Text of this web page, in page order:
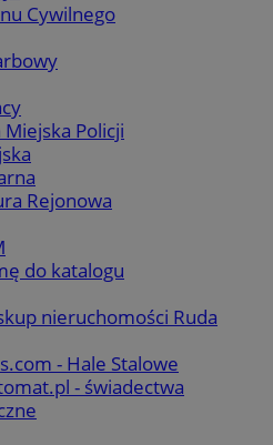
Cywilnego
Policji
Rejonowa
do katalogu
nieruchomości Ruda
- Hale Stalowe
- świadectwa